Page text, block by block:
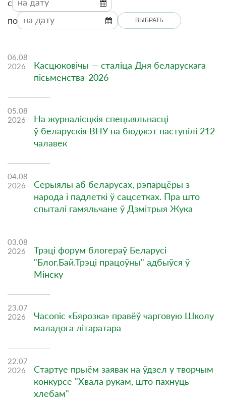
c
по
ВЫБРАТЬ
06.08
2026
Касцюковічы — сталіца Дня беларускага
пісьменства-2026
05.08
2026
На журналісцкія спецыяльнасці
ў беларускія ВНУ на бюджэт паступілі 212
чалавек
04.08
2026
Серыялы аб беларусах, рэпарцёры з
народа і падлеткі ў сацсетках. Пра што
спыталі гамяльчане ў Дзмітрыя Жука
03.08
2026
Трэці форум блогераў Беларусі
"Блог.Бай.Трэці працоўны" адбыўся ў
Мінску
23.07
2026
Часопіс «Бярозка» правёў чарговую Школу
маладога літаратара
22.07
2026
Стартуе прыём заявак на ўдзел у творчым
конкурсе "Хвала рукам, што пахнуць
хлебам"